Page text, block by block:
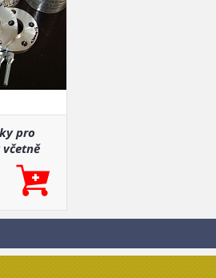
pro